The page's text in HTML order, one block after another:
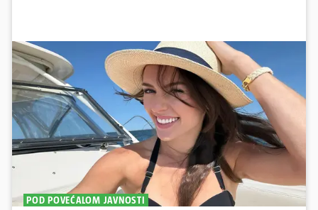
POD POVEĆALOM JAVNOSTI